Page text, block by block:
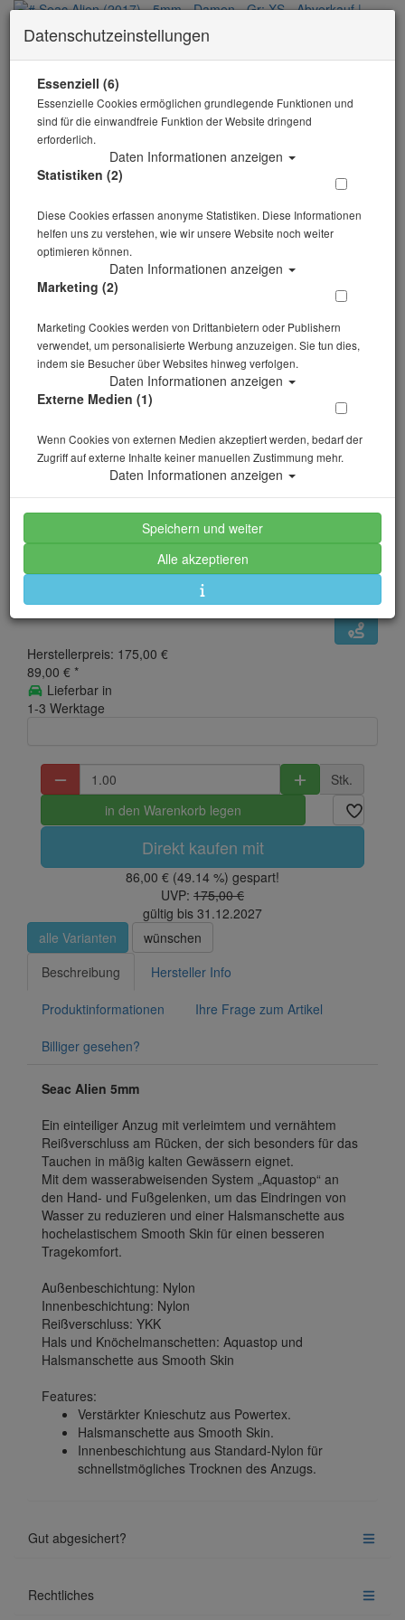
Alle Artikel zeigen aus: Abverkauf
# Seac Alien (2017) -
5mm - Damen - Gr: XS
- Abverkauf
Herstellerpreis: 175,00 €
89,00 € *
Lieferbar in
1-3 Werktage
Stk.
in den Warenkorb legen
Direkt kaufen mit
86,00 € (49.14 %) gespart!
UVP: 175,00 €
gültig bis 31.12.2027
alle Varianten
wünschen
Beschreibung
Hersteller Info
Produktinformationen Ihre Frage zum Artikel
Billiger gesehen?
Seac Alien 5mm
Ein einteiliger Anzug mit verleimtem und vernähtem
Reißverschluss am Rücken, der sich besonders für das
Tauchen in mäßig kalten Gewässern eignet.
Mit dem wasserabweisenden System „Aquastop“ an
den Hand- und Fußgelenken, um das Eindringen von
Wasser zu reduzieren und einer Halsmanschette aus
hochelastischem Smooth Skin für einen besseren
Tragekomfort.
Außenbeschichtung: Nylon
Innenbeschichtung: Nylon
Reißverschluss: YKK
Hals und Knöchelmanschetten: Aquastop und
Halsmanschette aus Smooth Skin
Features:
Verstärkter Knieschutz aus Powertex.
Halsmanschette aus Smooth Skin.
Innenbeschichtung aus Standard-Nylon für
schnellstmögliches Trocknen des Anzugs.
Gut abgesichert?
Rechtliches
Datenschutzeinstellungen
Essenziell (6)
Essenzielle Cookies ermöglichen grundlegende Funktionen und
sind für die einwandfreie Funktion der Website dringend
erforderlich.
Daten Informationen anzeigen
Statistiken (2)
Diese Cookies erfassen anonyme Statistiken. Diese Informationen
helfen uns zu verstehen, wie wir unsere Website noch weiter
optimieren können.
Daten Informationen anzeigen
Marketing (2)
Marketing Cookies werden von Drittanbietern oder Publishern
verwendet, um personalisierte Werbung anzuzeigen. Sie tun dies,
indem sie Besucher über Websites hinweg verfolgen.
Daten Informationen anzeigen
Externe Medien (1)
Wenn Cookies von externen Medien akzeptiert werden, bedarf der
Zugriff auf externe Inhalte keiner manuellen Zustimmung mehr.
Daten Informationen anzeigen
Speichern und weiter
Alle akzeptieren